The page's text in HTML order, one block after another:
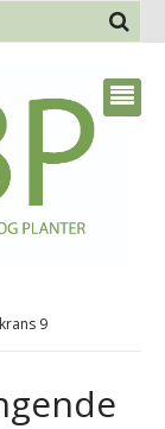
9